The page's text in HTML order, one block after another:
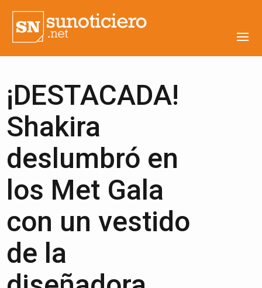
¡DESTACADA!
Shakira
deslumbró en
los Met Gala
con un vestido
de la